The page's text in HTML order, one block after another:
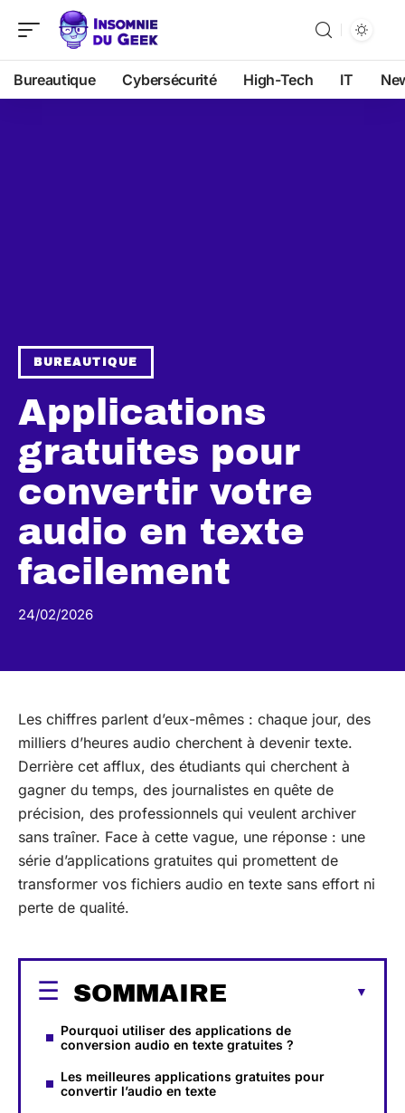
Bureautique Cybersécurité High-Tech IT
BUREAUTIQUE
Applications
gratuites pour
convertir votre
audio en texte
facilement
24/02/2026
Les chiffres parlent d’eux-mêmes : chaque jour, des
milliers d’heures audio cherchent à devenir texte.
Derrière cet afflux, des étudiants qui cherchent à
gagner du temps, des journalistes en quête de
précision, des professionnels qui veulent archiver
sans traîner. Face à cette vague, une réponse : une
série d’applications gratuites qui promettent de
transformer vos fichiers audio en texte sans effort ni
perte de qualité.
SOMMAIRE
Pourquoi utiliser des applications de
conversion audio en texte gratuites ?
Les meilleures applications gratuites pour
convertir l’audio en texte